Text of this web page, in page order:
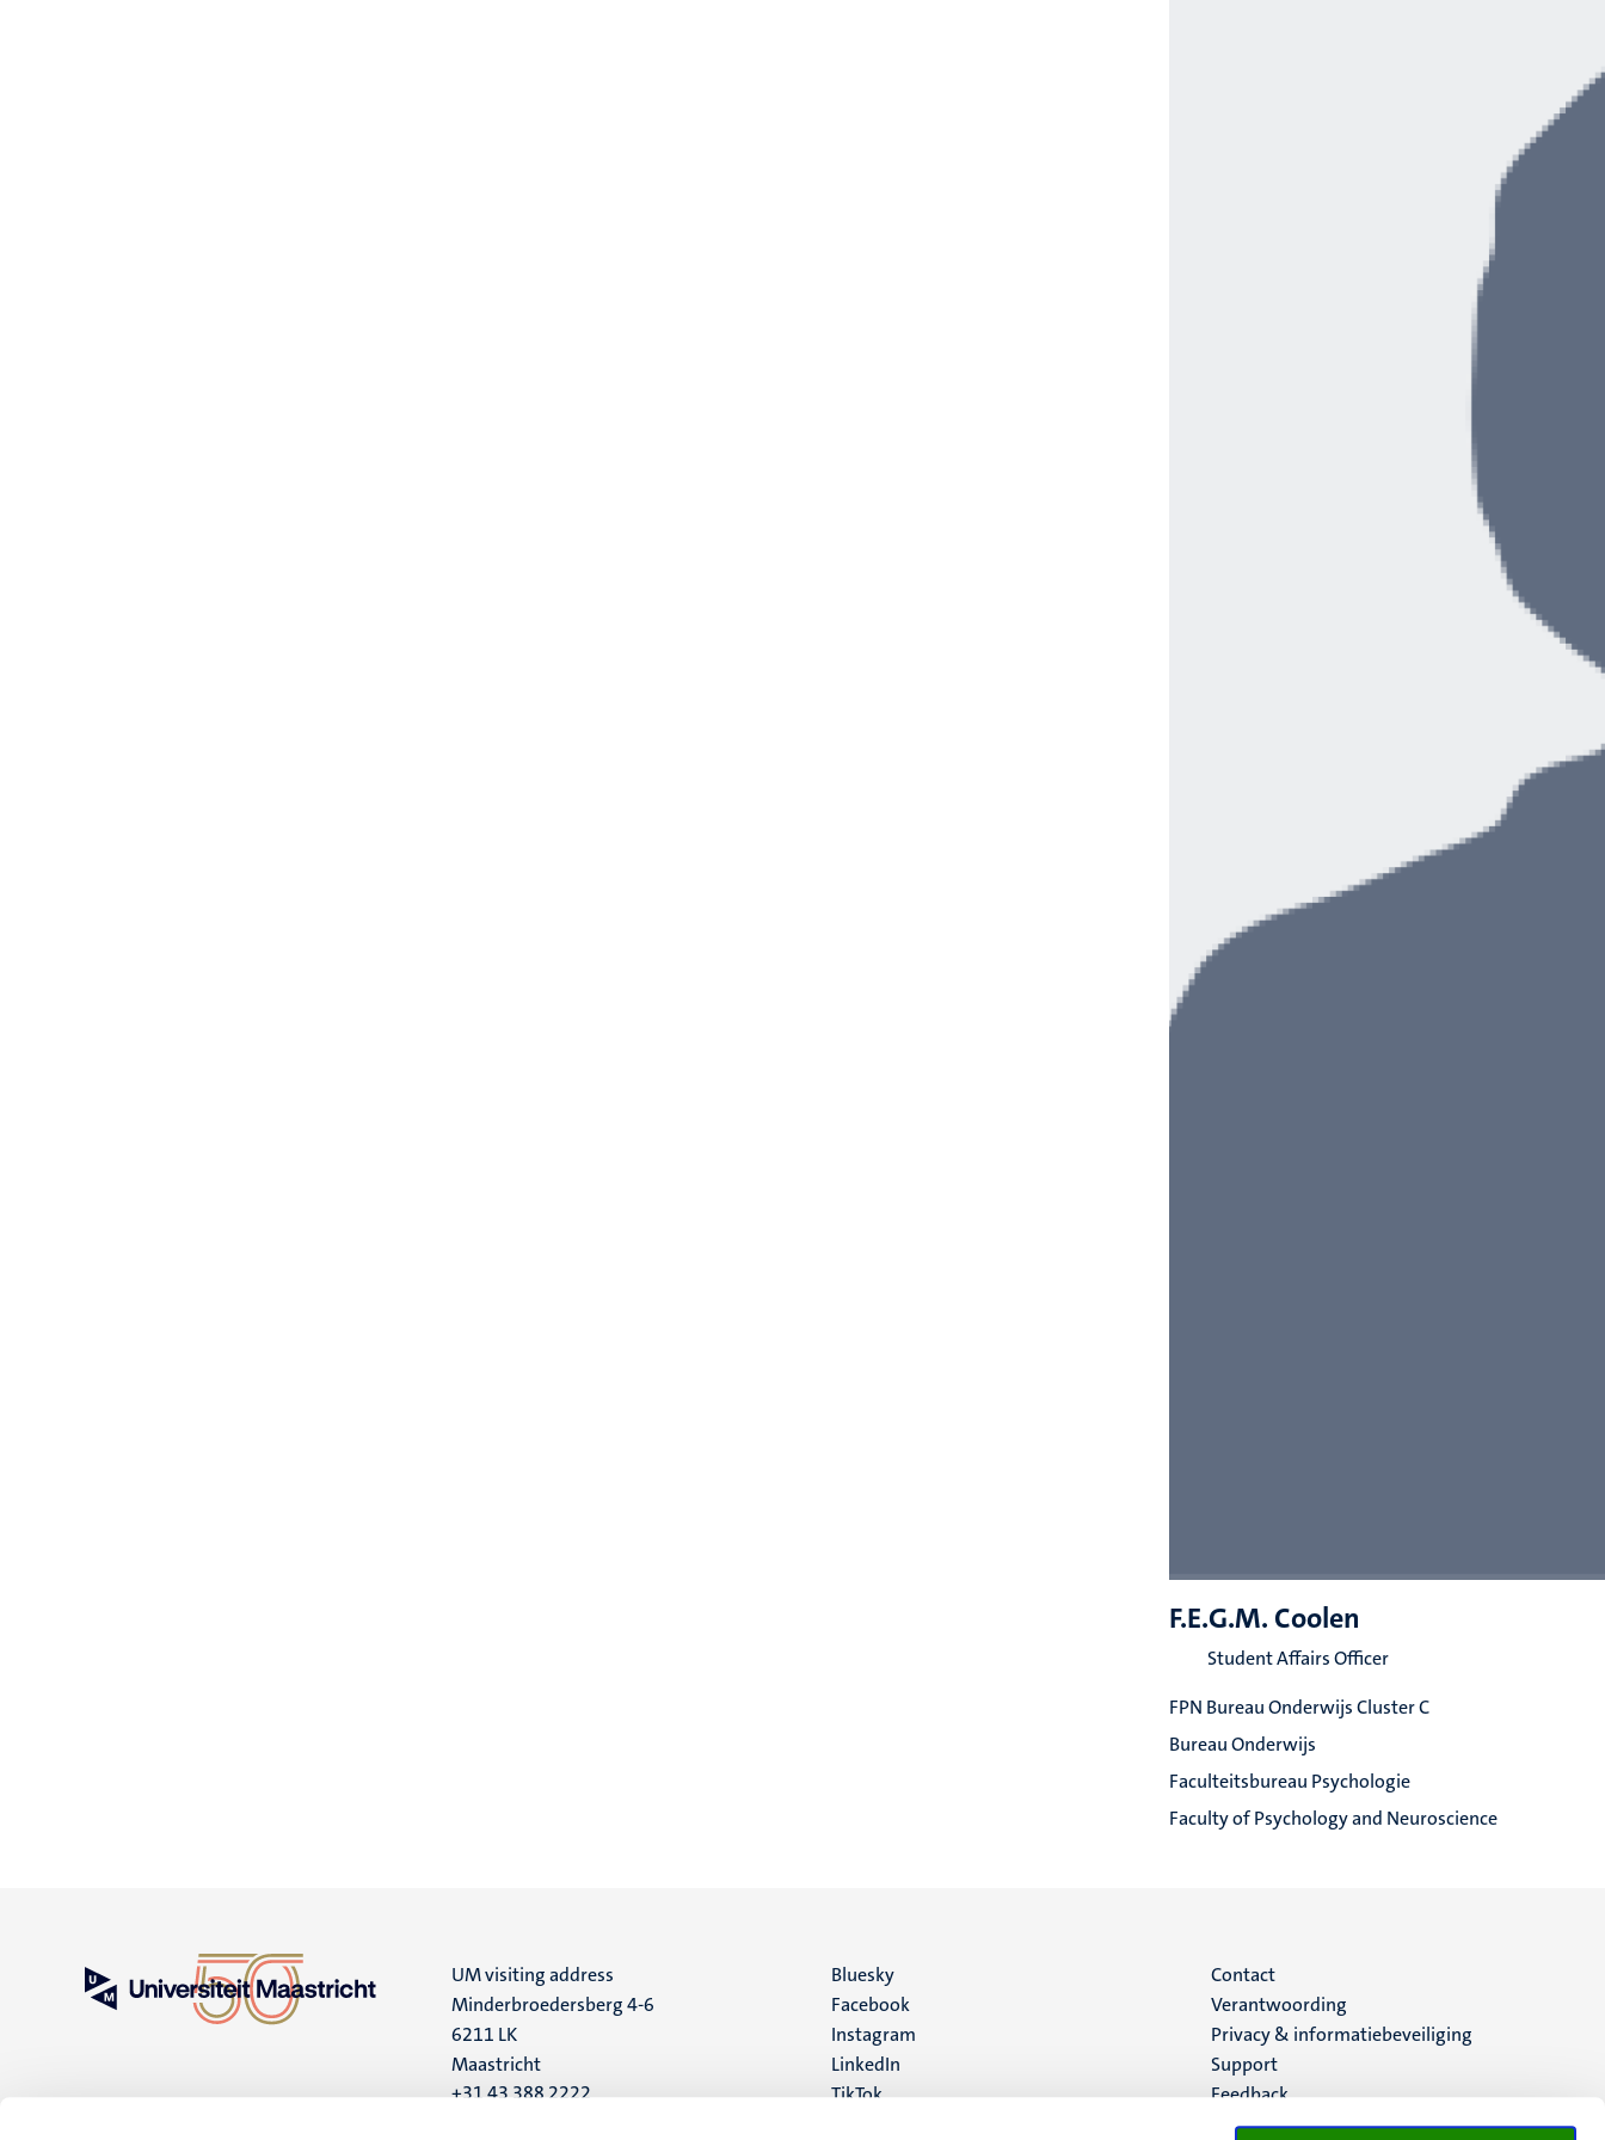
F.E.G.M. Coolen
Student Affairs Officer
FPN Bureau Onderwijs Cluster C
Bureau Onderwijs
Faculteitsbureau Psychologie
Faculty of Psychology and Neuroscience
UM visiting address
Minderbroedersberg 4-6
6211 LK
Maastricht
+31 43 388 2222
Social
media
Bluesky
Facebook
Instagram
LinkedIn
TikTok
Menu
footer
(NL)
Contact
Verantwoording
Privacy & informatiebeveiliging
Support
Feedback